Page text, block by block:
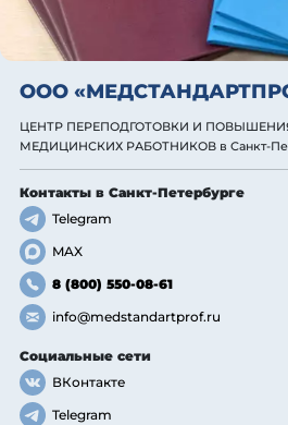
ООО
ЦЕНТР ПЕРЕПОДГОТОВКИ И
МЕДИЦИНСКИХ РАБОТНИКОВ в Санкт-
Контакты в Санкт-Петербурге
Telegram
MAX
8 (800) 550-08-61
info@medstandartprof.ru
Социальные сети
ВКонтакте
Telegram